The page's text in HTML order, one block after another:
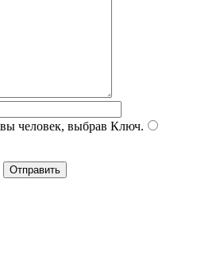
человек, выбрав Ключ.